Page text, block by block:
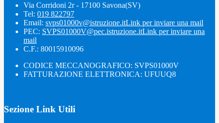
Via Corridoni 2r - 17100 Savona(SV)
Tel: 019 822797
Email: svps01000v@istruzione.itLink per inviare una mail
PEC: SVPS01000V@pec.istruzione.itLink per inviare una
mail
C.F.: 80015910096
CODICE MECCANOGRAFICO: SVPS01000V
FATTURAZIONE ELETTRONICA: UFUUQ8
Sezione Link Utili